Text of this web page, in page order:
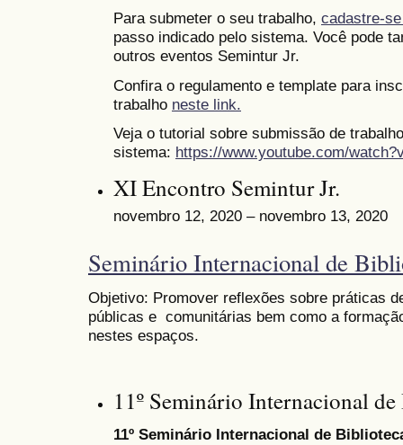
Para submeter o seu trabalho, cadastre-
passo indicado pelo sistema. Você pode
outros eventos Semintur Jr.
Confira o regulamento e template para
trabalho neste link.
Veja o tutorial sobre submissão de
sistema: https://www.youtube.com/
XI Encontro Semintur Jr.
novembro 12, 2020 – novembro 13, 2020
Seminário Internacional de
Objetivo: Promover reflexões sobre práticas
públicas e comunitárias bem como a
nestes espaços.
11º Seminário Internacional
11º Seminário Internacional de